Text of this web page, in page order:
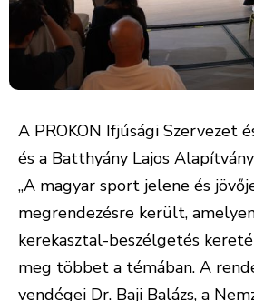
A PROKON Ifjúsági Szervezet
és a Batthyány Lajos
„A magyar sport jelene és
megrendezésre került,
kerekasztal-beszélgetés
meg többet a témában. A
vendégei Dr. Baji Balázs, a